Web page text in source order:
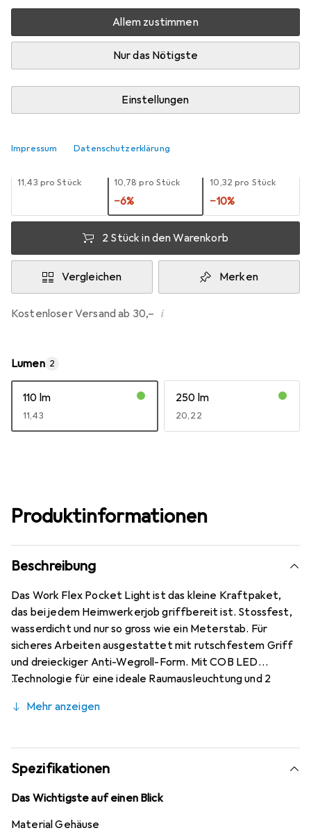
Allem zustimmen
Nur das Nötigste
Einstellungen
Impressum Datenschutzerklärung
Bewertungen
Mehr von Varta
Zwischen Fr, 7.8. und Di, 11.8. geliefert
Nur 3 Stück an Lager beim Lieferanten
EUR
11,43 pro Stück
EUR
10,78 pro Stück
−6%
EUR
10,32 pro Stück
−10%
2 Stück in den Warenkorb
Vergleichen Merken
Kostenloser Versand ab 30,– i
Lumen 2
110 lm
EUR
11,43
250 lm
EUR
20,22
Produktinformationen
Beschreibung
Das Work Flex Pocket Light ist das kleine Kraftpaket,
das bei jedem Heimwerkerjob griffbereit ist. Stossfest,
wasserdicht und nur so gross wie ein Meterstab. Für
sicheres Arbeiten ausgestattet mit rutschfestem Griff
und dreieckiger Anti-Wegroll-Form. Mit COB LED
Technologie für eine ideale Raumausleuchtung und 2
Mehr anzeigen
Spezifikationen
Das Wichtigste auf einen Blick
Material Gehäuse